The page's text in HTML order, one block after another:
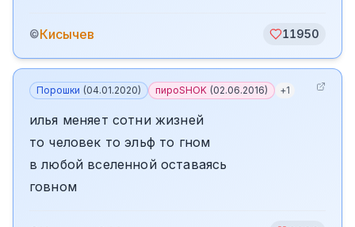
©Кисычев 11950
Порошки (04.01.2020) пироSHOK (02.06.2016) +1
илья меняет сотни жизней
то человек то эльф то гном
в любой вселенной оставаясь
говном